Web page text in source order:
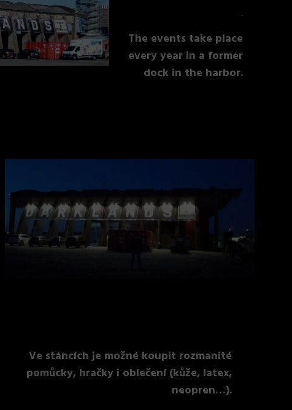
.
The events take place
every year in a former
dock in the harbor.
Ve stáncích je možné koupit rozmanité
pomůcky, hračky i oblečení (kůže, latex,
neopren…).